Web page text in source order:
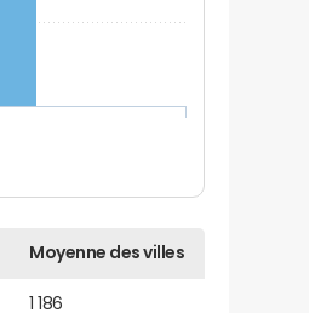
Moyenne des villes
1 186